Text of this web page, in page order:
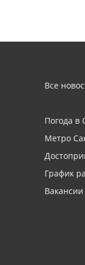
Все
Погода в
Метро
График
Вакансии